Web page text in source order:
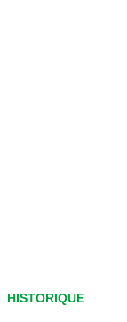
HISTORIQUE